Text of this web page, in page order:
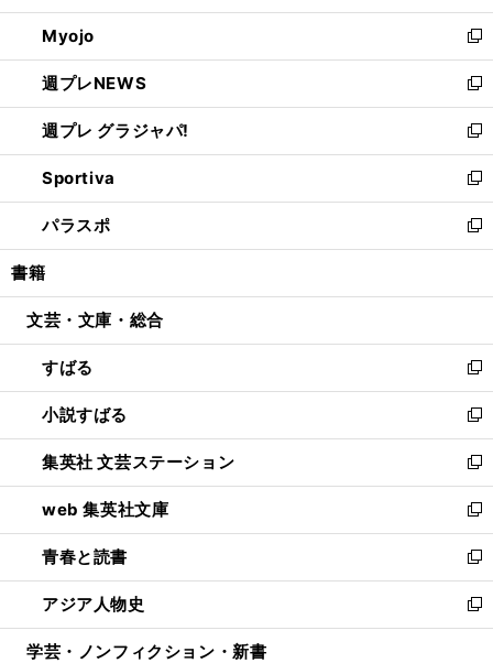
開
く
ウ
で
開
く
ン
ド
ウ
で
開
く
ウ
ィ
ン
ド
ウ
で
開
く
Myojo
新
し
い
ウ
ィ
ン
ド
ウ
で
開
週プレNEWS
新
し
い
ウ
ィ
ン
ド
ウ
開
週プレ グラジャパ!
新
し
い
ウ
ィ
ン
ウ
開
く
Sportiva
新
し
い
ウ
ン
ウ
で
開
く
パラスポ
新
し
ウ
ン
ド
ウ
で
開
く
書籍
文芸・文庫・総合
すばる
新
し
い
ウ
ィ
ン
ド
ウ
で
開
く
小説すばる
新
し
い
ウ
ィ
ン
ド
ウ
で
開
集英社 文芸ステーション
新
し
い
ウ
ィ
ン
ド
ウ
web 集英社文庫
新
し
い
ウ
ィ
ン
青春と読書
新
し
い
ウ
アジア人物史
新
し
学芸・ノンフィクション・新書